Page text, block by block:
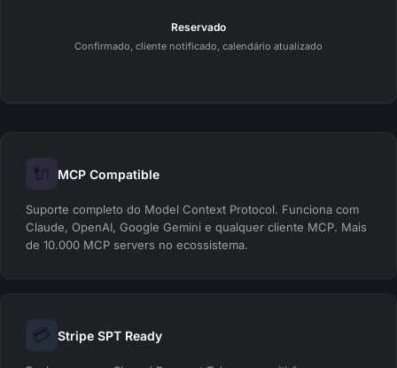
Reservado
Confirmado, cliente notificado, calendário atualizado
🔌 MCP Compatible
Suporte completo do Model Context Protocol. Funciona com
Claude, OpenAI, Google Gemini e qualquer cliente MCP. Mais
de 10.000 MCP servers no ecossistema.
💳 Stripe SPT Ready